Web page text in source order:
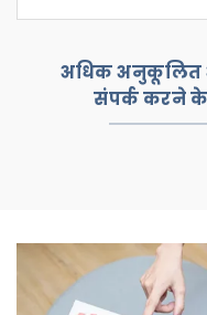
अधिक
संपर्क करने